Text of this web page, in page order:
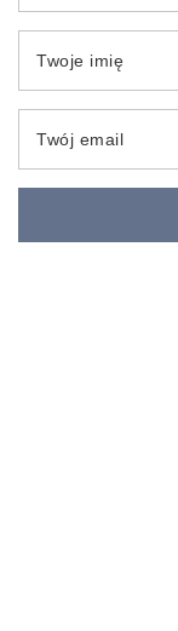
Twoje imię
Twój email